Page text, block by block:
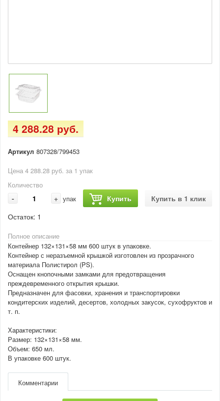
4 288.28 руб.
Артикул 807328/799453
Цена 4 288.28 руб. за 1 упак
Количество
- + упак Купить
Купить в 1 клик
Остаток: 1
Полное описание
Контейнер 132×131×58 мм 600 штук в упаковке.
Контейнер с неразъемной крышкой изготовлен из прозрачного
материала Полистирол (PS).
Оснащен кнопочными замками для предотвращения
преждевременного открытия крышки.
Предназначен для фасовки, хранения и транспортировки
кондитерских изделий, десертов, холодных закусок, сухофруктов и
т. п.
Характеристики:
Размер: 132×131×58 мм.
Объем: 650 мл.
В упаковке 600 штук.
Комментарии